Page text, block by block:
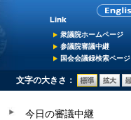
衆議院ホームページ
参議院審議中継
国会会議録検索ページ
文字の大きさ：
今日の審議中継